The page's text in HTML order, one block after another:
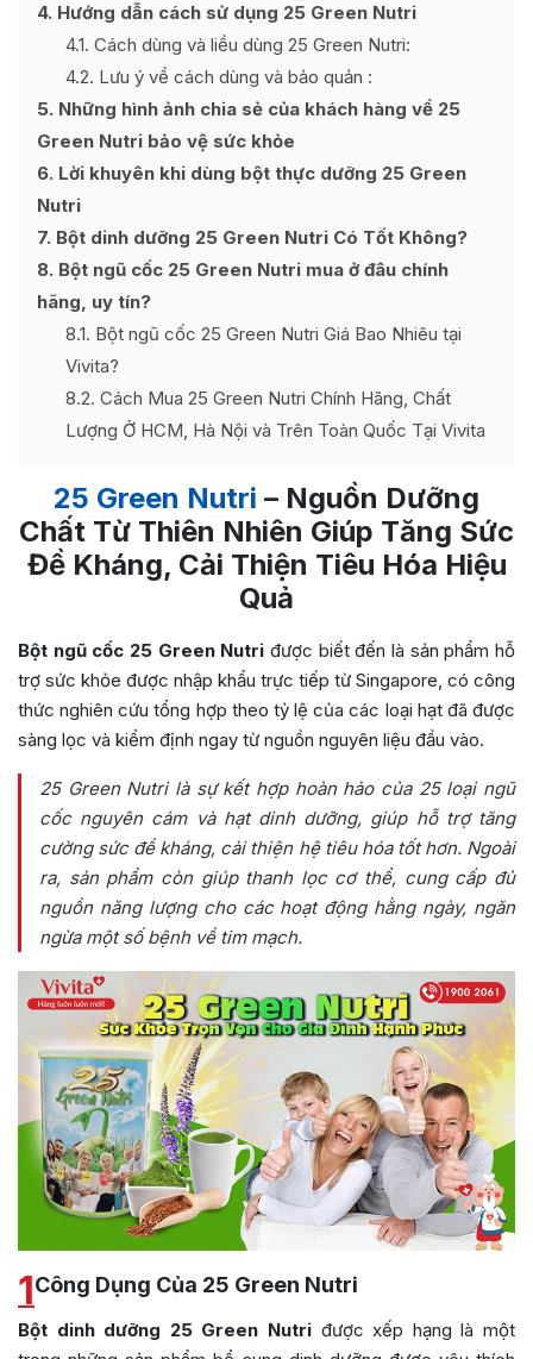
4 Hướng dẫn cách sử dụng 25 Green Nutri
4.1 Cách dùng và liều dùng 25 Green Nutri:
4.2 Lưu ý về cách dùng và bảo quản :
5 Những hình ảnh chia sẻ của khách hàng về 25
Green Nutri bảo vệ sức khỏe
6 Lời khuyên khi dùng bột thực dưỡng 25 Green
Nutri
7 Bột dinh dưỡng 25 Green Nutri Có Tốt Không?
8 Bột ngũ cốc 25 Green Nutri mua ở đâu chính
hãng, uy tín?
8.1 Bột ngũ cốc 25 Green Nutri Giá Bao Nhiêu tại
Vivita?
8.2 Cách Mua 25 Green Nutri Chính Hãng, Chất
Lượng Ở HCM, Hà Nội và Trên Toàn Quốc Tại Vivita
25 Green Nutri – Nguồn Dưỡng
Chất Từ Thiên Nhiên Giúp Tăng Sức
Đề Kháng, Cải Thiện Tiêu Hóa Hiệu
Quả
Bột ngũ cốc 25 Green Nutri được biết đến là sản phẩm hỗ
trợ sức khỏe được nhập khẩu trực tiếp từ Singapore, có công
thức nghiên cứu tổng hợp theo tỷ lệ của các loại hạt đã được
sàng lọc và kiểm định ngay từ nguồn nguyên liệu đầu vào.
25 Green Nutri là sự kết hợp hoàn hảo của 25 loại ngũ
cốc nguyên cám và hạt dinh dưỡng, giúp hỗ trợ tăng
cường sức đề kháng, cải thiện hệ tiêu hóa tốt hơn. Ngoài
ra, sản phẩm còn giúp thanh lọc cơ thể, cung cấp đủ
nguồn năng lượng cho các hoạt động hằng ngày, ngăn
ngừa một số bệnh về tim mạch.
1Công Dụng Của 25 Green Nutri
Bột dinh dưỡng 25 Green Nutri được xếp hạng là một